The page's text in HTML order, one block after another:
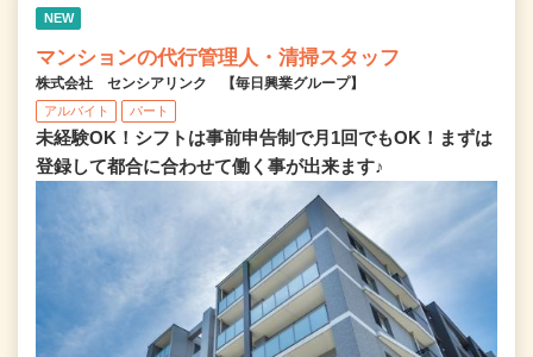
NEW
マンションの代行管理人・清掃スタッフ
株式会社 センシアリンク 【毎日興業グループ】
アルバイト パート
未経験OK！シフトは事前申告制で月1回でもOK！まずは
登録して都合に合わせて働く事が出来ます♪